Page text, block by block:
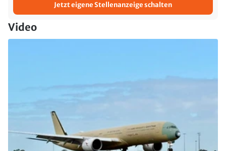
Jetzt eigene Stellenanzeige schalten
Video